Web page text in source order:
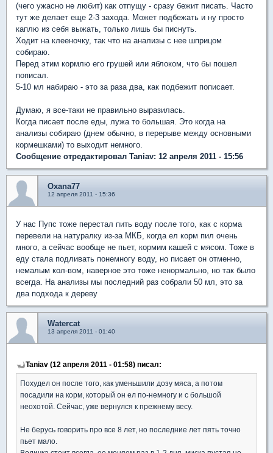
(чего ужасно не любит) как отпущу - сразу бежит писать. Часто
тут же делает еще 2-3 захода. Может подбежать и ну просто
каплю из себя выжать, только лишь бы писнуть.
Ходит на клееночку, так что на анализы с нее шприцом
собираю.
Перед этим кормлю его грушей или яблоком, что бы пошел
пописал.
5-10 мл набираю - это за раза два, как подбежит пописает.
Думаю, я все-таки не правильно выразилась.
Когда писает после еды, лужа то большая. Это когда на
анализы собираю (днем обычно, в перерыве между основными
кормешками) то выходит немного.
Сообщение отредактировал Taniav: 12 апреля 2011 - 15:56
Oxana77
12 апреля 2011 - 15:36
У нас Пупс тоже перестал пить воду после того, как с корма
перевели на натуралку из-за МКБ, когда ел корм пил очень
много, а сейчас вообще не пьет, кормим кашей с мясом. Тоже в
еду стала подливать понемногу воду, но писает он отменно,
немалым кол-вом, наверное это тоже ненормально, но так было
всегда. На анализы мы последний раз собрали 50 мл, это за
два подхода к дереву
Watercat
13 апреля 2011 - 01:40
Taniav (12 апреля 2011 - 01:58) писал:
Похудел он после того, как уменьшили дозу мяса, а потом
посадили на корм, который он ел по-немногу и с большой
неохотой. Сейчас, уже вернулся к прежнему весу.
Не берусь говорить про все 8 лет, но последние лет пять точно
пьет мало.